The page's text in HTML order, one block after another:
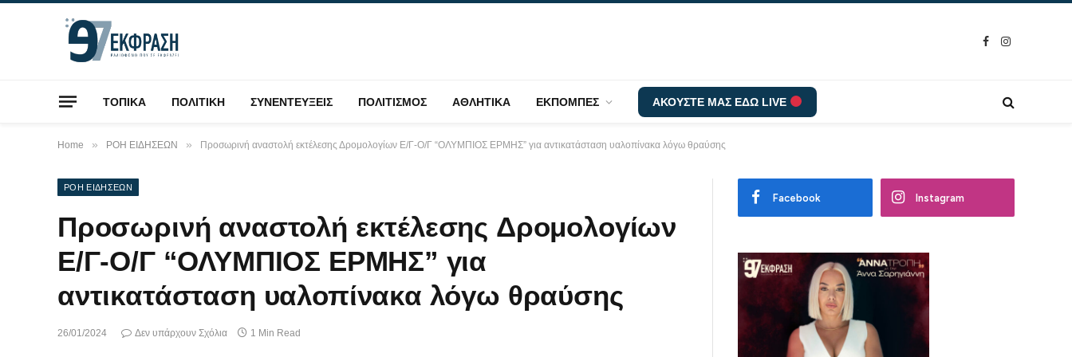
Facebook
Instagram
ΤΟΠΙΚΑ ΠΟΛΙΤΙΚΗ ΣΥΝΕΝΤΕΥΞΕΙΣ ΠΟΛΙΤΙΣΜΟΣ ΑΘΛΗΤΙΚΑ ΕΚΠΟΜΠΕΣ ΑΚΟΥΣΤΕ ΜΑΣ ΕΔΩ LIVE
Home » ΡΟΗ ΕΙΔΗΣΕΩΝ » Προσωρινή αναστολή εκτέλεσης Δρομολογίων Ε/Γ-Ο/Γ “ΟΛΥΜΠΙΟΣ ΕΡΜΗΣ” για αντικατάσταση υαλοπίνακα λόγω θραύσης
ΡΟΗ ΕΙΔΗΣΕΩΝ
Προσωρινή αναστολή εκτέλεσης Δρομολογίων
Ε/Γ-Ο/Γ “ΟΛΥΜΠΙΟΣ ΕΡΜΗΣ” για
αντικατάσταση υαλοπίνακα λόγω θραύσης
26/01/2024 Δεν υπάρχουν Σχόλια 1 Min Read
Facebook Instagram